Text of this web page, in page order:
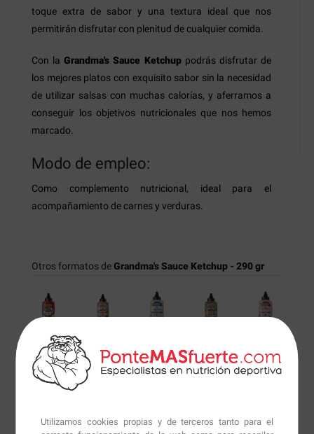
Utilizamos cookies propias y de terceros tanto para el
toque extra de sabor y una textura ideal que nos
permitirán disfrutar con plenitud de cualquier comida.
Con la Grandma's Sauce Ketchuppodrás disfrutar de
los mejores platos con exquisito sabor sin la necesidad
de utilizar salsas con muchas calorías, y aferramos a
conseguir los objetivos nutricionales que nos hemos
marcado.
Modo de empleo:
Como complemento nutricional, ideal para el
acompañamiento de carnes y verduras.
Otros formatos deGrandma's Sauce Ketchup - 290 gr
Información técnica
Información Nutricional:Grandma's Sauce